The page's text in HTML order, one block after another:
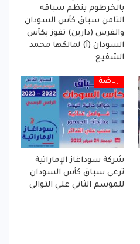
بالخرطوم ينظم سباقه
الثامن سباق كأس السودان
والفرس (دارين) تفوز بكأس
السودان (أ) لمالكها محمد
الشفيع
رياضة
شركة سوداغاز الإماراتية
ترعى سباق كأس السودان
للموسم الثاني علي التوالي